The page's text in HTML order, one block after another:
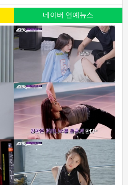
네이버 연예뉴스